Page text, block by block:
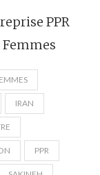
PPR
IRAN
PPR